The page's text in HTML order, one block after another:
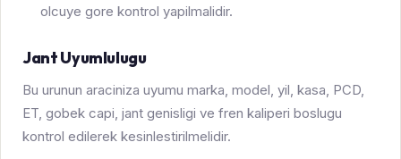
olcuye gore kontrol yapilmalidir.
Jant Uyumlulugu
Bu urunun araciniza uyumu marka, model, yil, kasa, PCD,
ET, gobek capi, jant genisligi ve fren kaliperi boslugu
kontrol edilerek kesinlestirilmelidir.